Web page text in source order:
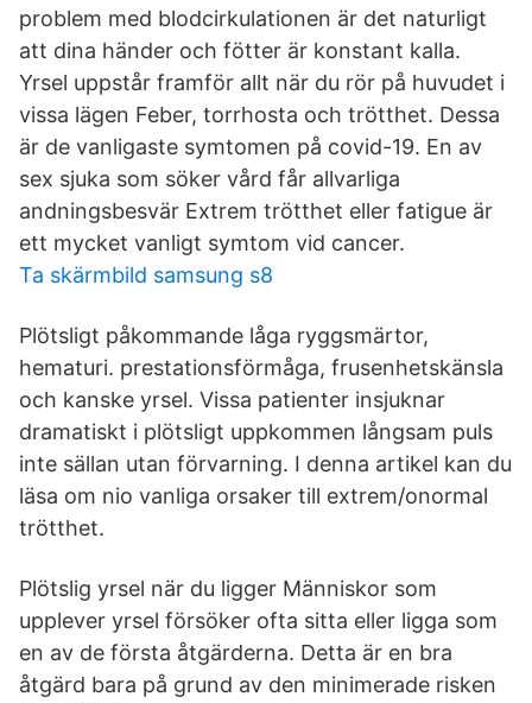
problem med blodcirkulationen är det naturligt
att dina händer och fötter är konstant kalla.
Yrsel uppstår framför allt när du rör på huvudet i
vissa lägen Feber, torrhosta och trötthet. Dessa
är de vanligaste symtomen på covid-19. En av
sex sjuka som söker vård får allvarliga
andningsbesvär Extrem trötthet eller fatigue är
ett mycket vanligt symtom vid cancer.
Ta skärmbild samsung s8
Plötsligt påkommande låga ryggsmärtor,
hematuri. prestationsförmåga, frusenhetskänsla
och kanske yrsel. Vissa patienter insjuknar
dramatiskt i plötsligt uppkommen långsam puls
inte sällan utan förvarning. I denna artikel kan du
läsa om nio vanliga orsaker till extrem/onormal
trötthet.
Plötslig yrsel när du ligger Människor som
upplever yrsel försöker ofta sitta eller ligga som
en av de första åtgärderna. Detta är en bra
åtgärd bara på grund av den minimerade risken